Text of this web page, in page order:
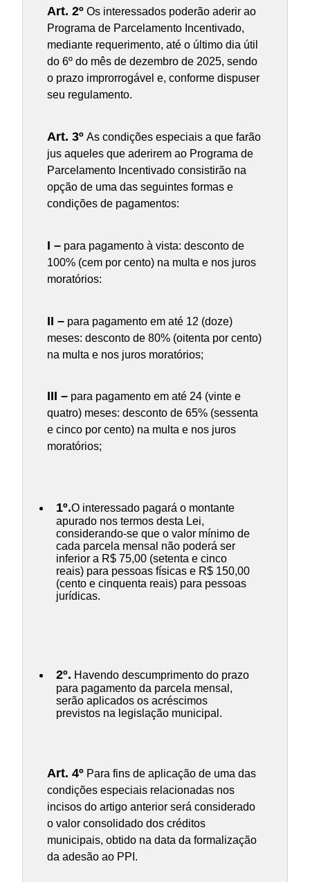
Art. 2º Os interessados poderão aderir ao
Programa de Parcelamento Incentivado,
mediante requerimento, até o último dia útil
do 6º do mês de dezembro de 2025, sendo
o prazo improrrogável e, conforme dispuser
seu regulamento.
Art. 3º As condições especiais a que farão
jus aqueles que aderirem ao Programa de
Parcelamento Incentivado consistirão na
opção de uma das seguintes formas e
condições de pagamentos:
I – para pagamento à vista: desconto de
100% (cem por cento) na multa e nos juros
moratórios:
II – para pagamento em até 12 (doze)
meses: desconto de 80% (oitenta por cento)
na multa e nos juros moratórios;
III – para pagamento em até 24 (vinte e
quatro) meses: desconto de 65% (sessenta
e cinco por cento) na multa e nos juros
moratórios;
1º.O interessado pagará o montante
apurado nos termos desta Lei,
considerando-se que o valor mínimo de
cada parcela mensal não poderá ser
inferior a R$ 75,00 (setenta e cinco
reais) para pessoas físicas e R$ 150,00
(cento e cinquenta reais) para pessoas
jurídicas.
2º. Havendo descumprimento do prazo
para pagamento da parcela mensal,
serão aplicados os acréscimos
previstos na legislação municipal.
Art. 4º Para fins de aplicação de uma das
condições especiais relacionadas nos
incisos do artigo anterior será considerado
o valor consolidado dos créditos
municipais, obtido na data da formalização
da adesão ao PPI.